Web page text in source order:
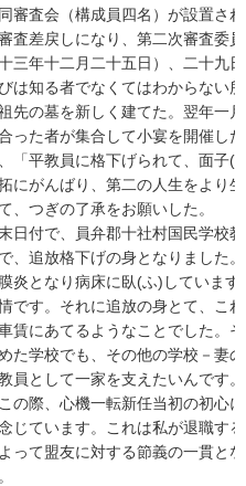
審査会（構成員四名）が設置さ
査差戻しになり、第二次審査委
三年十二月二十五日）、二十九
は知る者でなくてはわからない
先の墓を新しく建てた。翌年一
った者が集合して小宴を開催し
「平教員に格下げられて、面子(
にがんばり、第二の人生をより
、つぎの了承をお願いした。
日付で、員弁郡十社村国民学校
、追放格下げの身となりました
炎となり病床に臥(ふ)していま
です。それに追放の身とて、こ
賃にあてるようなことでした。
た学校でも、その他の学校－妻
員として一家を支えたいんです
の際、心機一転新任当初の初心
じています。これは私が退職す
って盟友に対する節義の一貫と